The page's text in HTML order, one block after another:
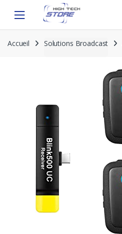
navigation
content
Accueil Solutions Broadcast